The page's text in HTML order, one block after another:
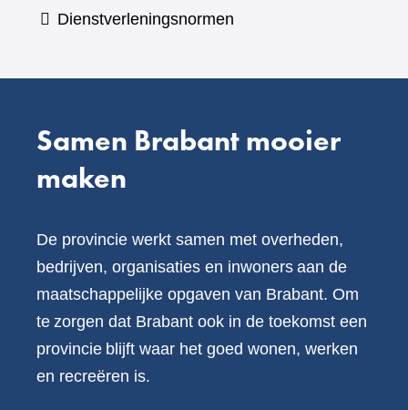
Dienstverleningsnormen
Samen Brabant mooier
maken
De provincie werkt samen met overheden,
bedrijven, organisaties en inwoners aan de
maatschappelijke opgaven van Brabant. Om
te zorgen dat Brabant ook in de toekomst een
provincie blijft waar het goed wonen, werken
en recreëren is.